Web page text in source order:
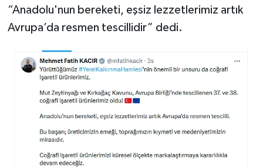
“Anadolu'nun bereketi, eşsiz lezzetlerimiz artık
Avrupa’da resmen tescillidir” dedi.